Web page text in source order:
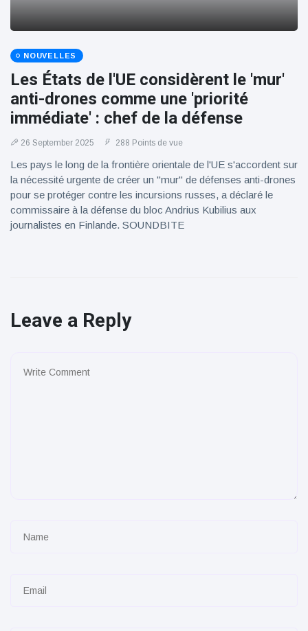
NOUVELLES
Les États de l'UE considèrent le 'mur'
anti-drones comme une 'priorité
immédiate' : chef de la défense
26 September 2025 288 Points de vue
Les pays le long de la frontière orientale de l'UE s'accordent sur
la nécessité urgente de créer un "mur" de défenses anti-drones
pour se protéger contre les incursions russes, a déclaré le
commissaire à la défense du bloc Andrius Kubilius aux
journalistes en Finlande. SOUNDBITE
Leave a Reply